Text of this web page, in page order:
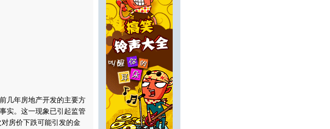
几年房地产开发的主要方
实。这一现象已引起监管
房价下跌可能引发的金